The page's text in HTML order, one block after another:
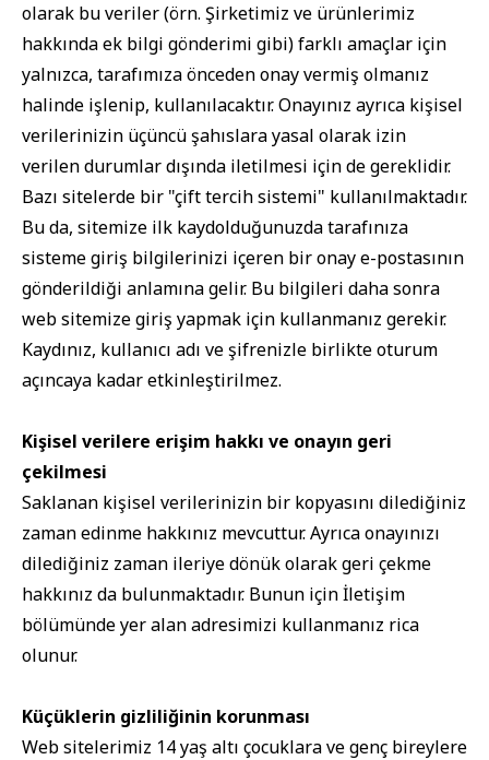
olarak bu veriler (örn. Şirketimiz ve ürünlerimiz
hakkında ek bilgi gönderimi gibi) farklı amaçlar için
yalnızca, tarafımıza önceden onay vermiş olmanız
halinde işlenip, kullanılacaktır. Onayınız ayrıca kişisel
verilerinizin üçüncü şahıslara yasal olarak izin
verilen durumlar dışında iletilmesi için de gereklidir.
Bazı sitelerde bir "çift tercih sistemi" kullanılmaktadır.
Bu da, sitemize ilk kaydolduğunuzda tarafınıza
sisteme giriş bilgilerinizi içeren bir onay e-postasının
gönderildiği anlamına gelir. Bu bilgileri daha sonra
web sitemize giriş yapmak için kullanmanız gerekir.
Kaydınız, kullanıcı adı ve şifrenizle birlikte oturum
açıncaya kadar etkinleştirilmez.
Kişisel verilere erişim hakkı ve onayın geri
çekilmesi
Saklanan kişisel verilerinizin bir kopyasını dilediğiniz
zaman edinme hakkınız mevcuttur. Ayrıca onayınızı
dilediğiniz zaman ileriye dönük olarak geri çekme
hakkınız da bulunmaktadır. Bunun için İletişim
bölümünde yer alan adresimizi kullanmanız rica
olunur.
Küçüklerin gizliliğinin korunması
Web sitelerimiz 14 yaş altı çocuklara ve genç bireylere